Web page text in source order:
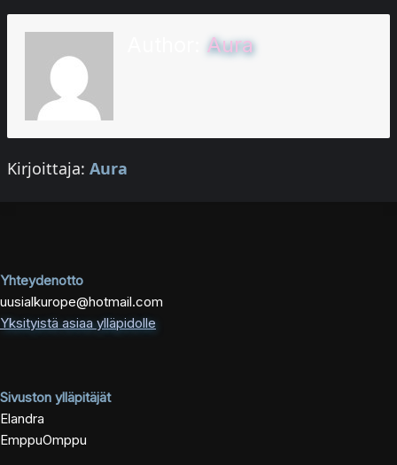
Aura
Kirjoittaja: Aura
Yhteydenotto
uusialkurope@hotmail.com
Yksityistä asiaa ylläpidolle
Sivuston ylläpitäjät
Elandra
EmppuOmppu